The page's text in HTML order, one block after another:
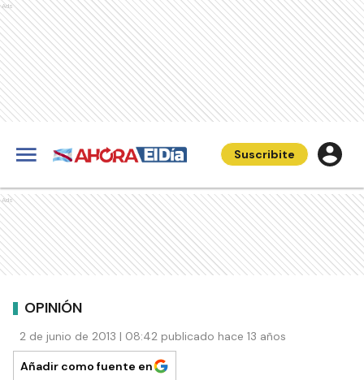
Ads
Suscribite
Ads
OPINIÓN
2 de junio de 2013 | 08:42 publicado hace 13 años
Añadir como fuente en